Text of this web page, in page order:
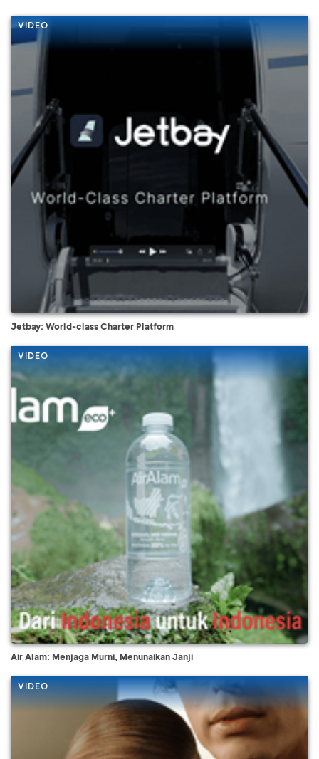
VIDEO
Jetbay: World-class Charter Platform
VIDEO
Air Alam: Menjaga Murni, Menunaikan Janji
VIDEO